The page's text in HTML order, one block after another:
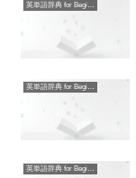
英単語辞典 for Beginners
英単語辞典 for Beginners
英単語辞典 for Beginners